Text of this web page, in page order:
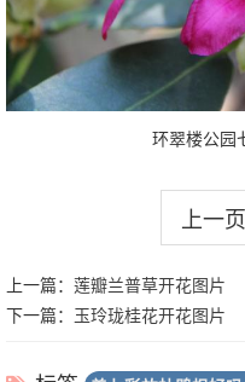
环翠楼公园
上一页
上一篇： 莲瓣兰普草开花图片
下一篇： 玉玲珑桂花开花图片